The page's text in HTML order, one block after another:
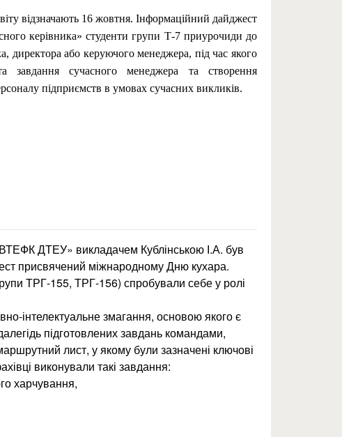
відзначають 16 жовтня. Інформаційний дайджест
керівника» студенти групи Т-7 приурочиди до
директора або керуючого менеджера, під час якого
завдання сучасного менеджера та створення
підприємств в умовах сучасних викликів.
ДТЕУ» викладачем Кублінською І.А. був
присвячений міжнародному Дню кухара.
ТРГ-155, ТРГ-156) спробували себе у ролі
інтелектуальне змагання, основою якого є
підготовлених завдань командами,
лист, у якому були зазначені ключові
виконували такі завдання:
харчування,